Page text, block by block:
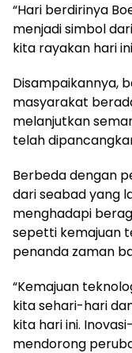
“Hari berdirinya
menjadi simbol
kita rayakan hari
Disampaikannya,
masyarakat
melanjutkan
telah
Berbeda dengan
dari seabad yang
menghadapi
sepetti kemajuan
penanda zaman
“Kemajuan
kita sehari-hari
kita hari ini.
mendorong